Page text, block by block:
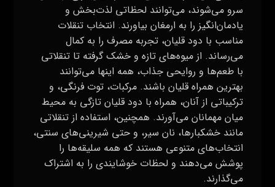
سرو می‌شوند، می‌توانند لحظاتی لذت‌بخش و
یادمان‌انگیز را به ارمغان بیاورند. انتخاب تنقلات
مناسب با دود قلیان، تجربه مصرف را به کمال
می‌رساند. از میوه‌های تازه و خشک گرفته تا تنقلاتی
با طعم‌ها و روایحی جذاب، همه اینها می‌توانند
بهترین همراه قلیان باشند. مرکبات، توت فرنگی، و
ترکیباتی از آنان، همراه با دود قلیان تازگی به محیط
میان مهمانان می‌آورند. همچنین، استفاده از تنقلاتی
مانند خشکبارها، نان سیر، و حتی شیرینی‌های سنتی،
انتخاب‌های متنوعی هستند که همه سلیقه‌ها را
پوشش می‌دهند و لحظات خوشایندی را به اشتراک
می‌گذارند.